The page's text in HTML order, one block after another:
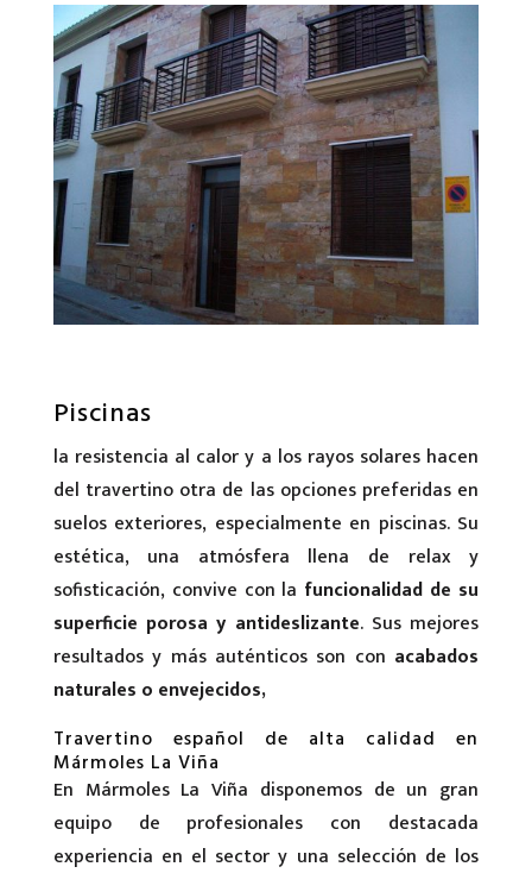
Piscinas
la resistencia al calor y a los rayos solares hacen
del travertino otra de las opciones preferidas en
suelos exteriores, especialmente en piscinas. Su
estética, una atmósfera llena de relax y
sofisticación, convive con la funcionalidad de su
superficie porosa y antideslizante. Sus mejores
resultados y más auténticos son con acabados
naturales o envejecidos,
Travertino español de alta calidad en
Mármoles La Viña
En Mármoles La Viña disponemos de un gran
equipo de profesionales con destacada
experiencia en el sector y una selección de los